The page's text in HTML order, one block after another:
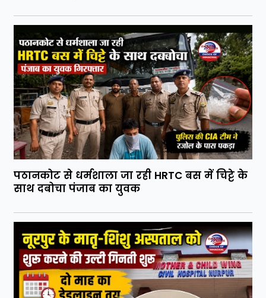
पठानकोट से धर्मशाला जा रही HRTC बस में चिट्टे के
साथ दबोचा पंजाब का युवक